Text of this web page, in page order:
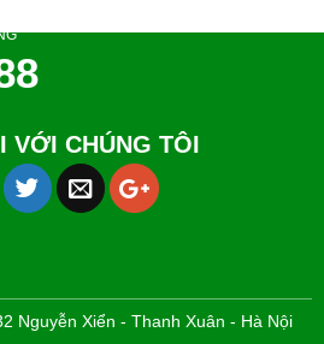
VỚI CHÚNG TÔI
Nguyễn Xiển - Thanh Xuân - Hà Nội